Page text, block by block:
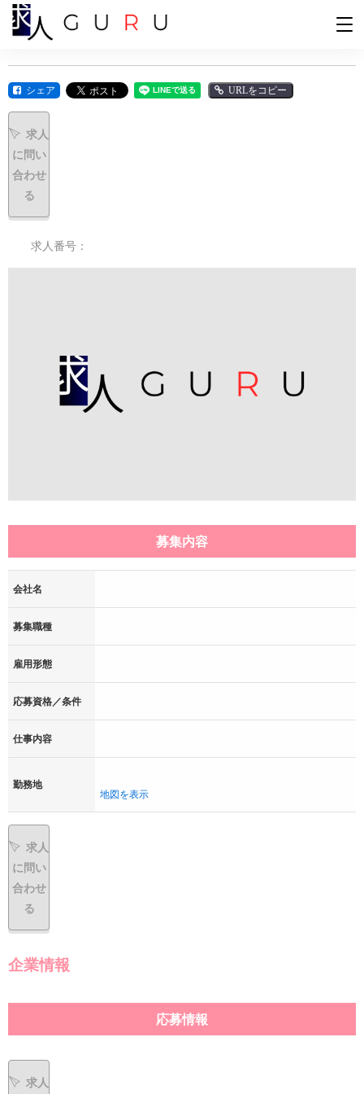
シェア URLをコピー
求人
に問い
合わせ
る
求人番号：
募集内容
会社名
募集職種
雇用形態
応募資格／条件
仕事内容
勤務地
地図を表示
求人
に問い
合わせ
る
企業情報
応募情報
求人